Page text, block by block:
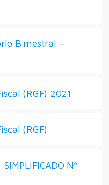
Bimestral –
(RGF) 2021
(RGF)
SIMPLIFICADO Nº